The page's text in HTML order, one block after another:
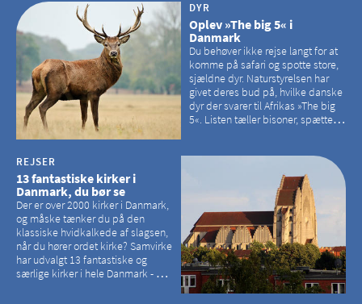
DYR
Oplev »The big 5« i
Danmark
Du behøver ikke rejse langt for at
komme på safari og spotte store,
sjældne dyr. Naturstyrelsen har
givet deres bud på, hvilke danske
dyr der svarer til Afrikas »The big
5«. Listen tæller bisoner, spættede
REJSER
13 fantastiske kirker i
Danmark, du bør se
Der er over 2000 kirker i Danmark,
og måske tænker du på den
klassiske hvidkalkede af slagsen,
når du hører ordet kirke? Samvirke
har udvalgt 13 fantastiske og
særlige kirker i hele Danmark - og